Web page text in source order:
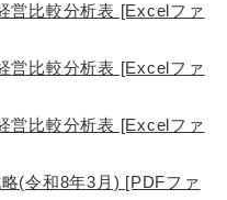
営比較分析表 [Excelファ
営比較分析表 [Excelファ
営比較分析表 [Excelファ
(令和8年3月) [PDFファ